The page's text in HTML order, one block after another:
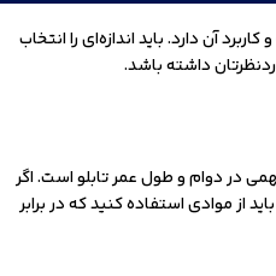
آن دارد. باید اندازه‌ای را انتخاب
داشته باشد.
در دوام و طول عمر تابلو است. اگر
از موادی استفاده کنید که در برابر